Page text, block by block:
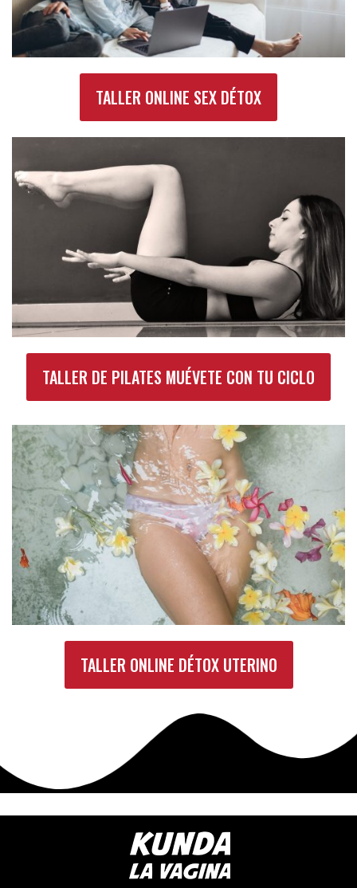
TALLER ONLINE SEX DÉTOX
TALLER DE PILATES MUÉVETE CON TU CICLO
TALLER ONLINE DÉTOX UTERINO